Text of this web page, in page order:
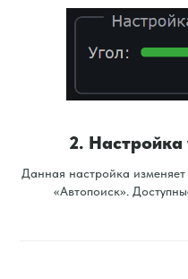
2. Настройка
Данная настройка
«Автопоиск».